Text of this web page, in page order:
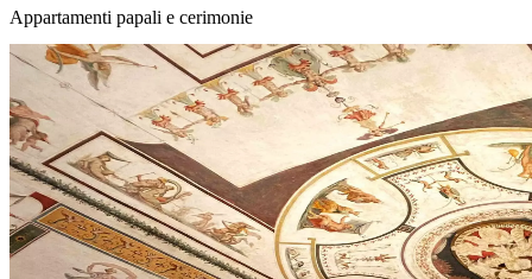
Appartamenti papali e cerimonie